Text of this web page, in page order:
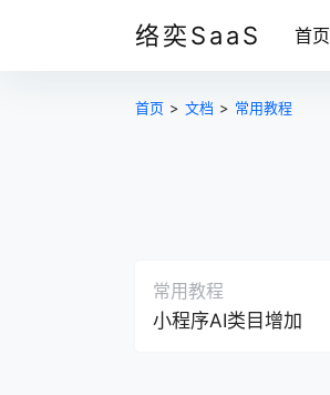
络奕SaaS 首页
首页 > 文档 > 常用教程
常用教程
小程序AI类目增加